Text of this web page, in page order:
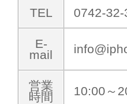
TEL
0742-32-
E-
mail
営業
時間
10:00～